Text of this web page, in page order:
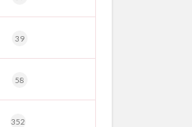
39
58
352